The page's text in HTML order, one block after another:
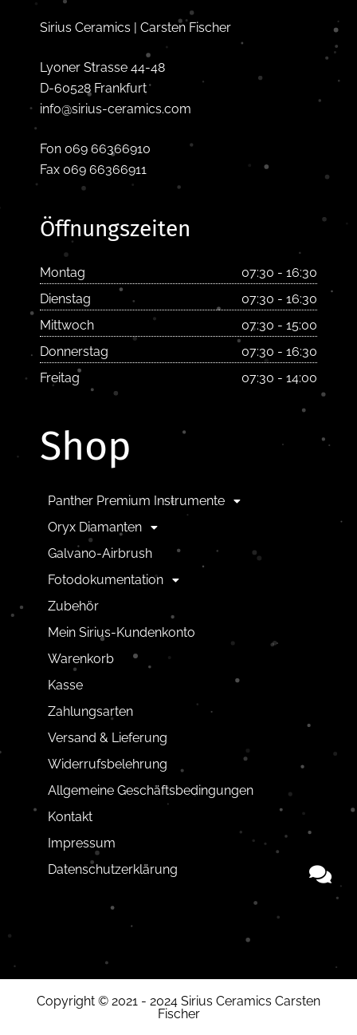
Sirius Ceramics | Carsten Fischer
Lyoner Strasse 44-48
D-60528 Frankfurt
info@sirius-ceramics.com
Fon 069 66366910
Fax 069 66366911
Öffnungszeiten
Montag
07:30 - 16:30
Dienstag
07:30 - 16:30
Mittwoch
07:30 - 15:00
Donnerstag
07:30 - 16:30
Freitag
07:30 - 14:00
Shop
Panther Premium Instrumente
Oryx Diamanten
Galvano-Airbrush
Fotodokumentation
Zubehör
Mein Sirius-Kundenkonto
Warenkorb
Kasse
Zahlungsarten
Versand & Lieferung
Widerrufsbelehrung
Allgemeine Geschäftsbedingungen
Kontakt
Impressum
Datenschutzerklärung
Copyright © 2021 - 2024 Sirius Ceramics Carsten
Fischer